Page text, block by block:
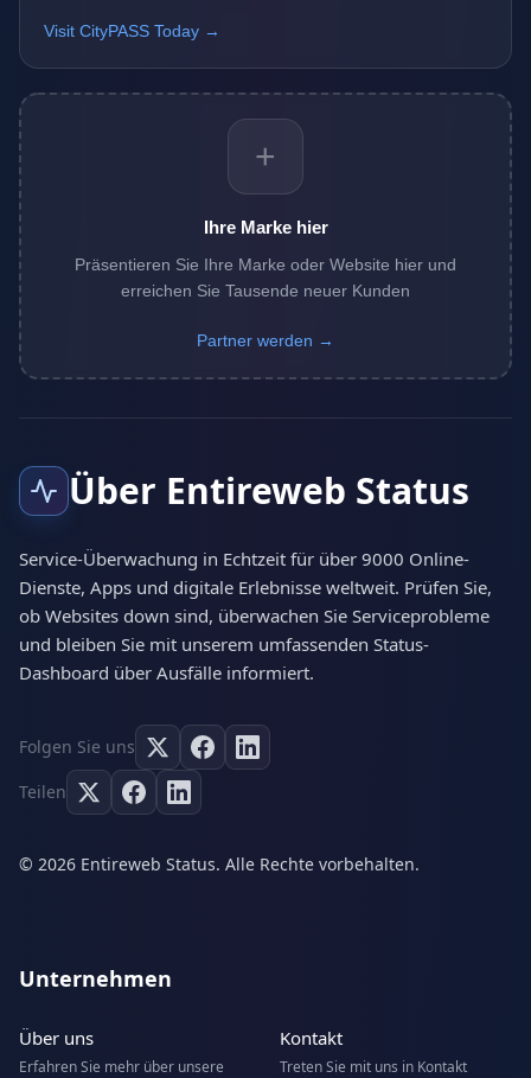
Visit CityPASS Today →
+
Ihre Marke hier
Präsentieren Sie Ihre Marke oder Website hier und
erreichen Sie Tausende neuer Kunden
Partner werden →
Über Entireweb Status
Service-Überwachung in Echtzeit für über 9000 Online-
Dienste, Apps und digitale Erlebnisse weltweit. Prüfen Sie,
ob Websites down sind, überwachen Sie Serviceprobleme
und bleiben Sie mit unserem umfassenden Status-
Dashboard über Ausfälle informiert.
Folgen Sie uns
Teilen
© 2026 Entireweb Status. Alle Rechte vorbehalten.
Unternehmen
Über uns
Erfahren Sie mehr über unsere
Kontakt
Treten Sie mit uns in Kontakt